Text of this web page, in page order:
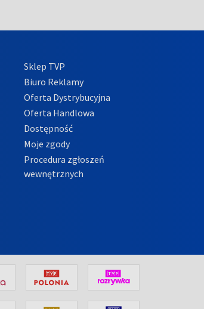
Sklep TVP
Biuro Reklamy
Oferta Dystrybucyjna
Oferta Handlowa
Dostępność
Moje zgody
Procedura zgłoszeń
wewnętrznych